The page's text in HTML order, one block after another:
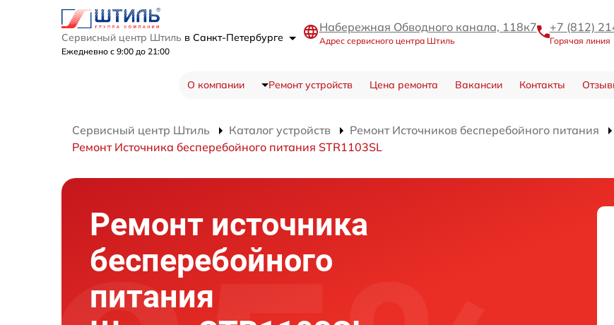
Сервисный центр Штиль в Санкт-Петербурге
Ежедневно с 9:00 до 21:00
Набережная Обводного канала, 118к7
Адрес сервисного центра Штиль
+7 (812)
Горячая линия
О компании Ремонт устройств Цена ремонта Вакансии Контакты
Сервисный центр Штиль Каталог устройств
Ремонт Источников бесперебойного питания
Ремонт Источника бесперебойного питания STR1103SL
Ремонт источника
бесперебойного
питания